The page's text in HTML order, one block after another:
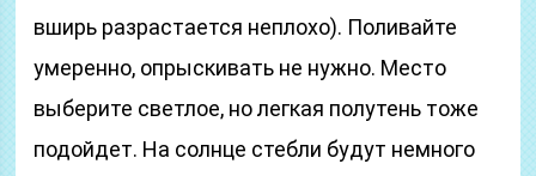
вширь разрастается неплохо). Поливайте
умеренно, опрыскивать не нужно. Место
выберите светлое, но легкая полутень тоже
подойдет. На солнце стебли будут немного